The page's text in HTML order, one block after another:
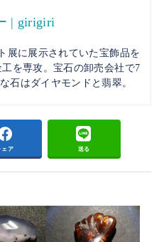
| girigiri
展に展示されていた宝飾品を
を専攻。宝石の卸売会社で7
石はダイヤモンドと翡翠。
ェア 送る